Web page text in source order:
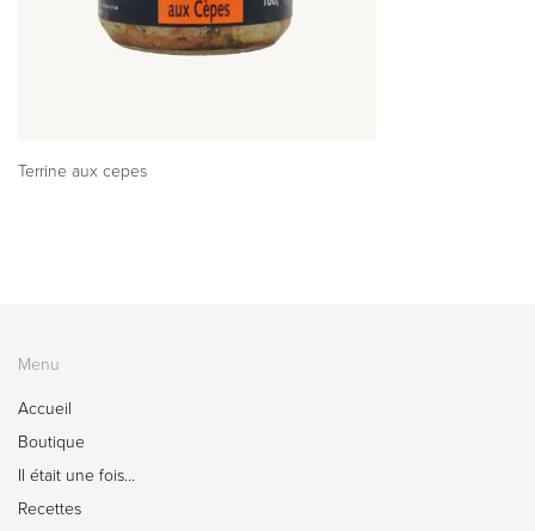
Terrine aux cepes
Menu
Accueil
Boutique
Il était une fois…
Recettes